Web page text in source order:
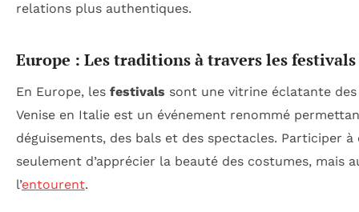
relations plus authentiques.
Europe : Les traditions à travers les festivals
En Europe, les festivals sont une vitrine éclatante
Venise en Italie est un événement renommé
déguisements, des bals et des spectacles. Participer
seulement d’apprécier la beauté des costumes, mais
l’entourent.